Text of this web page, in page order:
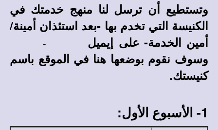
وتستطيع أن ترسل لنا منهج خدمتك في
الكنيسة التي تخدم بها -بعد استئذان أمينة/
أمين الخدمة- على إيميل
وسوف نقوم بوضعها هنا في الموقع باسم
كنيستك.
1- الأسبوع الأول: